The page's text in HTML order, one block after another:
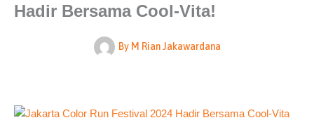
Hadir Bersama Cool-Vita!
ByM Rian Jakawardana